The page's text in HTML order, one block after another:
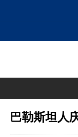
巴勒斯坦人